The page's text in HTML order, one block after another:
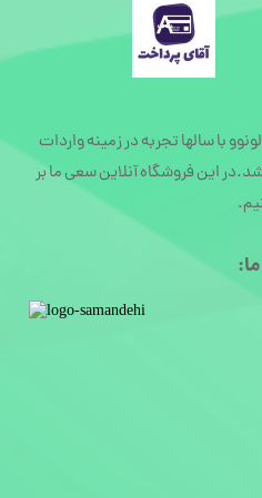
با سالها تجربه در زمینه واردات
این فروشگاه آنلاین سعی ما بر